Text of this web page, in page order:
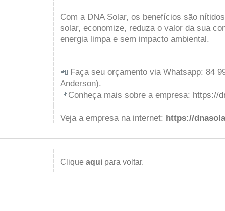
Com a DNA Solar, os benefícios são
solar, economize, reduza o valor da sua
energia limpa e sem impacto ambiental.
📲 Faça seu orçamento via Whatsapp: 84
Anderson).
📌Conheça mais sobre a empresa: https://
Veja a empresa na internet: https://
Clique aqui para voltar.